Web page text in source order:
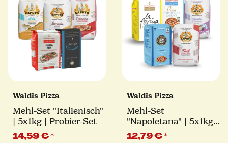
Waldis Pizza
Mehl-Set "Italienisch"
| 5x1kg | Probier-Set
14,59 €*
Waldis Pizza
Mehl-Set
"Napoletana" | 5x1kg |
Probier-Set
12,79 €*